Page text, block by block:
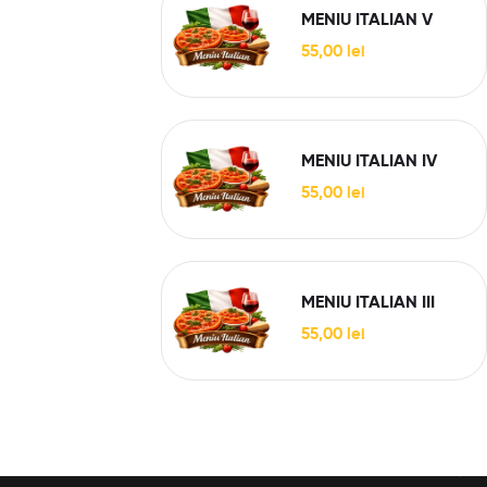
MENIU ITALIAN V
55,00 lei
MENIU ITALIAN IV
55,00 lei
MENIU ITALIAN III
55,00 lei